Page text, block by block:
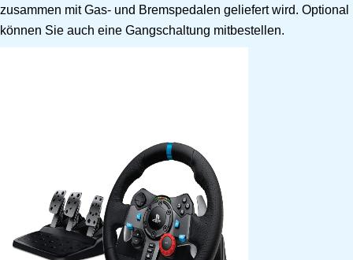
zusammen mit Gas- und Bremspedalen geliefert wird. Optional
können Sie auch eine Gangschaltung mitbestellen.